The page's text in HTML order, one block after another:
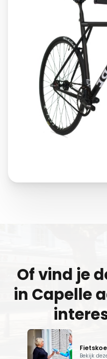
Of vind je
in Capelle
Bekijk